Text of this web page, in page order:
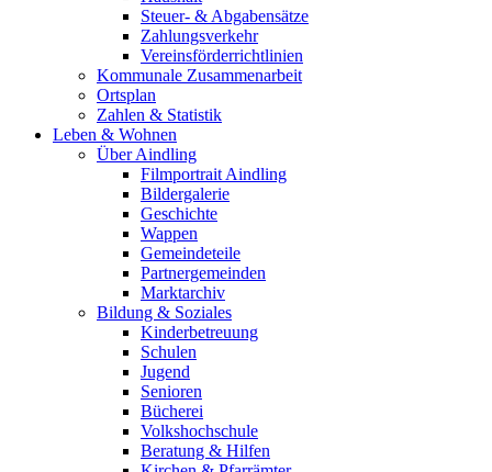
Steuer- & Abgabensätze
Zahlungsverkehr
Vereinsförderrichtlinien
Kommunale Zusammenarbeit
Ortsplan
Zahlen & Statistik
Leben & Wohnen
Über Aindling
Filmportrait Aindling
Bildergalerie
Geschichte
Wappen
Gemeindeteile
Partnergemeinden
Marktarchiv
Bildung & Soziales
Kinderbetreuung
Schulen
Jugend
Senioren
Bücherei
Volkshochschule
Beratung & Hilfen